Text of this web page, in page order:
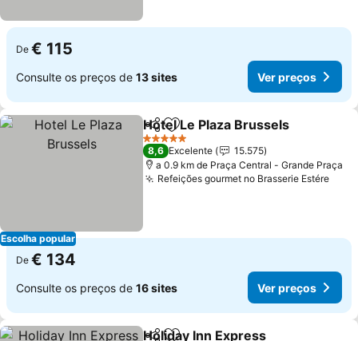
De € 115
Consulte os preços de 13 sites Ver preços
Escolha popular
PartilharAdicionar aos favoritos
Hotel Le Plaza Brussels
5 Estrelas
8,6 Excelente
15.575
a 0.9 km de Praça Central - Grande Praça
Refeições gourmet no Brasserie Estére
De € 134
Consulte os preços de 16 sites Ver preços
Holiday Inn Express